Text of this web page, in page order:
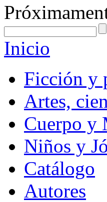
Inicio
Ficción y
Artes,
Cuerpo y
Niños y
Catálogo
Autores